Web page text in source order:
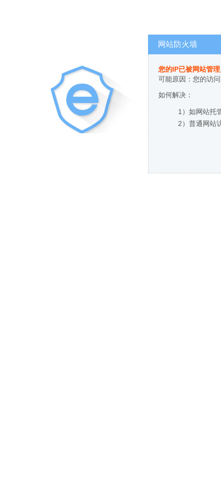
网站防火墙
您的IP已被网站管
可能原因：您的访
如何解决：
1）如网站托
2）普通网站